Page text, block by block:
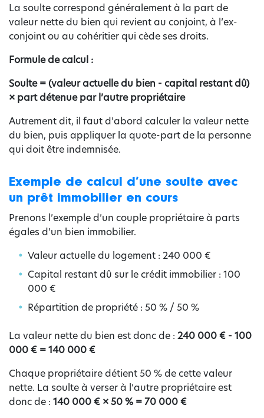
La soulte correspond généralement à la part de
valeur nette du bien qui revient au conjoint, à l’ex-
conjoint ou au cohéritier qui cède ses droits.
Formule de calcul :
Soulte = (valeur actuelle du bien - capital restant dû)
× part détenue par l’autre propriétaire
Autrement dit, il faut d’abord calculer la valeur nette
du bien, puis appliquer la quote-part de la personne
qui doit être indemnisée.
Exemple de calcul d’une soulte avec
un prêt immobilier en cours
Prenons l’exemple d’un couple propriétaire à parts
égales d’un bien immobilier.
Valeur actuelle du logement : 240 000 €
Capital restant dû sur le crédit immobilier : 100
000 €
Répartition de propriété : 50 % / 50 %
La valeur nette du bien est donc de : 240 000 € - 100
000 € = 140 000 €
Chaque propriétaire détient 50 % de cette valeur
nette. La soulte à verser à l’autre propriétaire est
donc de : 140 000 € × 50 % = 70 000 €